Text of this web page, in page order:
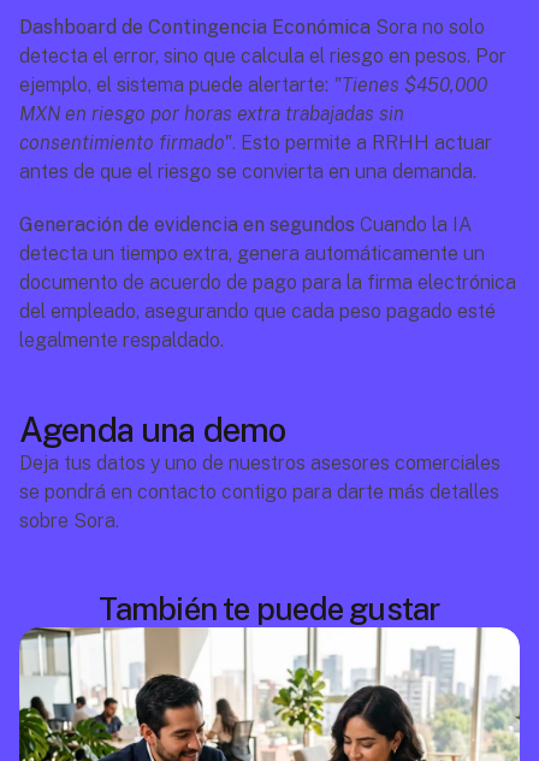
Dashboard de Contingencia Económica Sora no solo
detecta el error, sino que calcula el riesgo en pesos. Por
ejemplo, el sistema puede alertarte: "Tienes $450,000
MXN en riesgo por horas extra trabajadas sin
consentimiento firmado". Esto permite a RRHH actuar
antes de que el riesgo se convierta en una demanda.
Generación de evidencia en segundos Cuando la IA
detecta un tiempo extra, genera automáticamente un
documento de acuerdo de pago para la firma electrónica
del empleado, asegurando que cada peso pagado esté
legalmente respaldado.
Agenda una demo
Deja tus datos y uno de nuestros asesores comerciales
se pondrá en contacto contigo para darte más detalles
sobre Sora.
También te puede gustar